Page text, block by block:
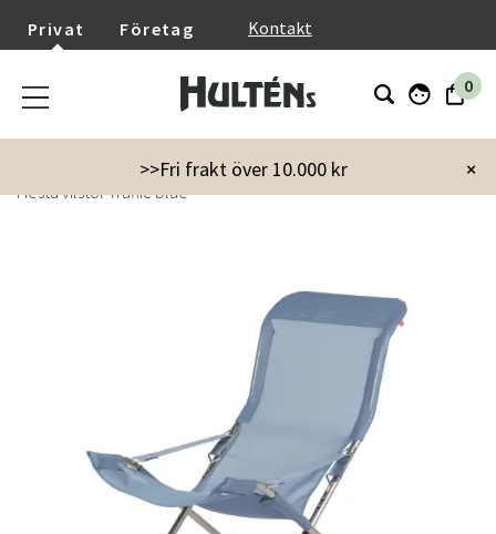
Privat Företag Kontakt
0
×
>>Fri frakt över 10.000 kr
Utemöbler Vilstolar & Relax
Fiesta vilstol Traffic blue